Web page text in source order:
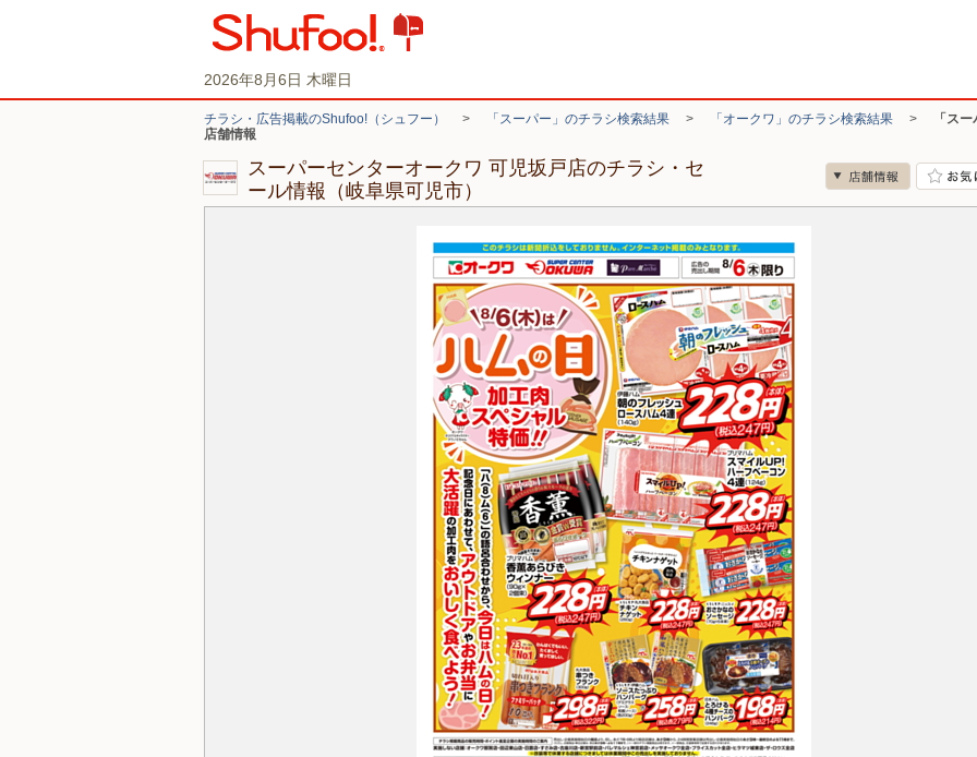
2026年8月6日 木曜日
チラシ・広告掲載のShufoo!（シュフー） > 「スーパー」のチラシ検索結果 > 「オークワ」のチラシ検索結果 >
「ス
店舗情報
スーパーセンターオークワ 可児坂戸店のチラシ・セ
ール情報（岐阜県可児市）